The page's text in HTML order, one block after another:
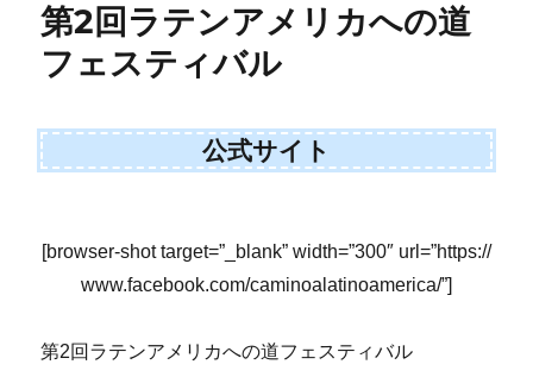
第2回ラテンアメリカへの道
フェスティバル
公式サイト
[browser-shot target=”_blank” width=”300″ url=”https://
www.facebook.com/caminoalatinoamerica/”]
第2回ラテンアメリカへの道フェスティバル